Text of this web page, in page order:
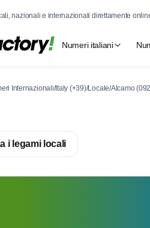
nazionali e internazionali direttamente
Numeri italiani
Internazionali/Italy (+39)/Locale/Alcamo
i legami locali